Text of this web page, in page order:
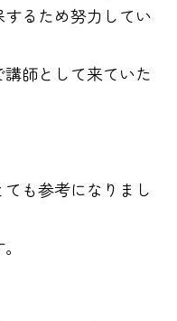
るため努力してい
師として来ていた
も参考になりまし